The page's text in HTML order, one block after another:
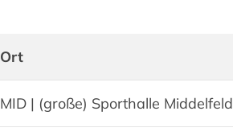
Ort
MID | (große) Sporthalle Middelfeld